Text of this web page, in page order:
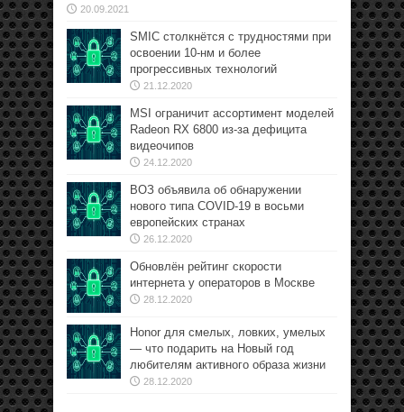
20.09.2021
SMIC столкнётся с трудностями при
освоении 10-нм и более
прогрессивных технологий
21.12.2020
MSI ограничит ассортимент моделей
Radeon RX 6800 из-за дефицита
видеочипов
24.12.2020
ВОЗ объявила об обнаружении
нового типа COVID-19 в восьми
европейских странах
26.12.2020
Обновлён рейтинг скорости
интернета у операторов в Москве
28.12.2020
Honor для смелых, ловких, умелых
— что подарить на Новый год
любителям активного образа жизни
28.12.2020